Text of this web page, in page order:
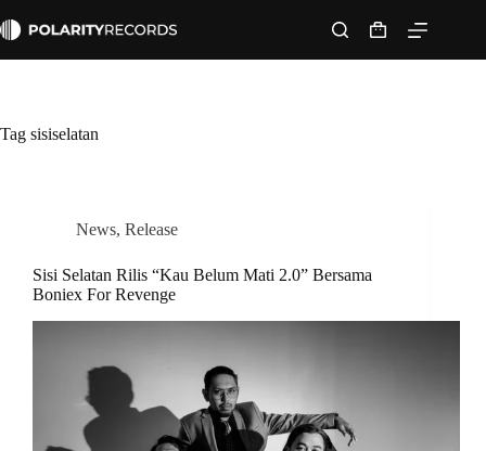
to
Shopping
cart
Tag sisiselatan
News, Release
Sisi Selatan Rilis “Kau Belum Mati 2.0” Bersama
Boniex For Revenge